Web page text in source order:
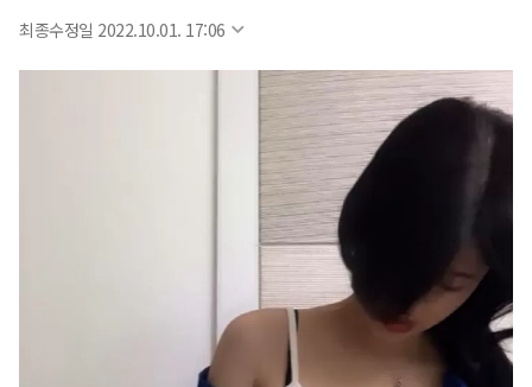
최종수정일 2022.10.01. 17:06